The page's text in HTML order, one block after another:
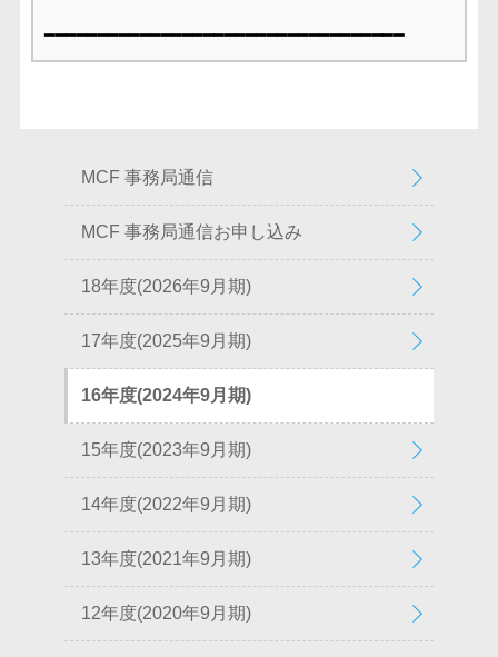
MCF 事務局通信
MCF 事務局通信お申し込み
18年度(2026年9月期)
17年度(2025年9月期)
16年度(2024年9月期)
15年度(2023年9月期)
14年度(2022年9月期)
13年度(2021年9月期)
12年度(2020年9月期)